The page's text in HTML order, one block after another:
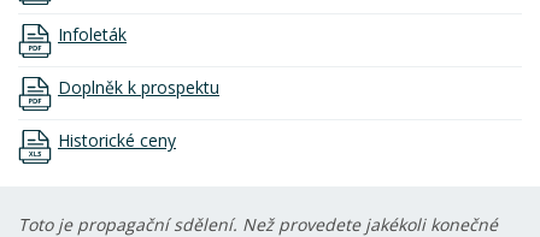
Infoleták
Doplněk k prospektu
Historické ceny
Toto je propagační sdělení. Než provedete jakékoli konečné